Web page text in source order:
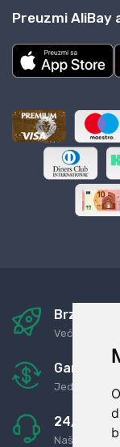
Preuzmi AliBay
Brza i
Već za
Garancija
Jednostavno
24/7
Naši agenti